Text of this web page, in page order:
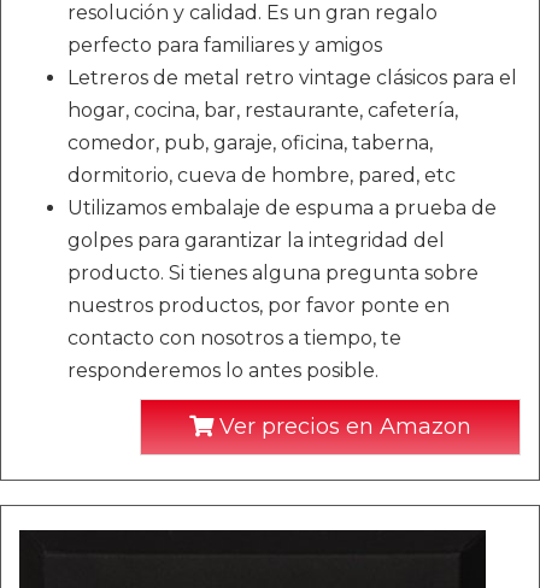
resolución y calidad. Es un gran regalo
perfecto para familiares y amigos
Letreros de metal retro vintage clásicos para el
hogar, cocina, bar, restaurante, cafetería,
comedor, pub, garaje, oficina, taberna,
dormitorio, cueva de hombre, pared, etc
Utilizamos embalaje de espuma a prueba de
golpes para garantizar la integridad del
producto. Si tienes alguna pregunta sobre
nuestros productos, por favor ponte en
contacto con nosotros a tiempo, te
responderemos lo antes posible.
Ver precios en Amazon